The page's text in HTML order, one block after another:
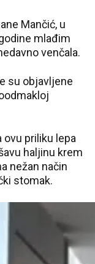
Mančić, u
mlađim
venčala.
su objavljene
ovu priliku lepa
haljinu krem
nežan način
stomak.